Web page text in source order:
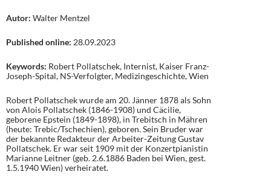
Autor: Walter Mentzel
Published online: 28.09.2023
Keywords: Robert Pollatschek, Internist, Kaiser Franz-
Joseph-Spital, NS-Verfolgter, Medizingeschichte, Wien
Robert Pollatschek wurde am 20. Jänner 1878 als Sohn
von Alois Pollatschek (1846-1908) und Cäcilie,
geborene Epstein (1849-1898), in Trebitsch in Mähren
(heute: Trebic/Tschechien), geboren. Sein Bruder war
der bekannte Redakteur der Arbeiter-Zeitung Gustav
Pollatschek. Er war seit 1909 mit der Konzertpianistin
Marianne Leitner (geb. 2.6.1886 Baden bei Wien, gest.
1.5.1940 Wien) verheiratet.